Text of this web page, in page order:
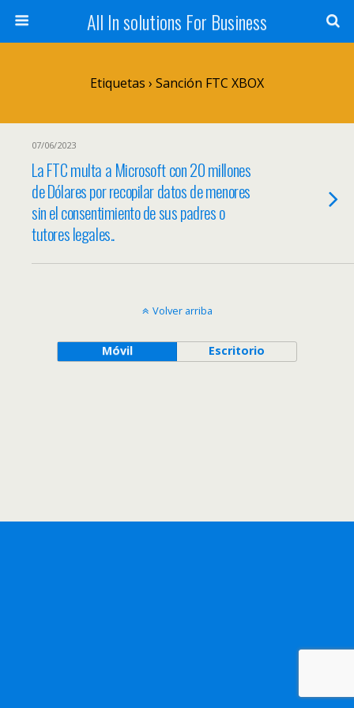
All In solutions For Business
Etiquetas › Sanción FTC XBOX
07/06/2023
La FTC multa a Microsoft con 20 millones
de Dólares por recopilar datos de menores
sin el consentimiento de sus padres o
tutores legales..
Volver arriba
Móvil Escritorio